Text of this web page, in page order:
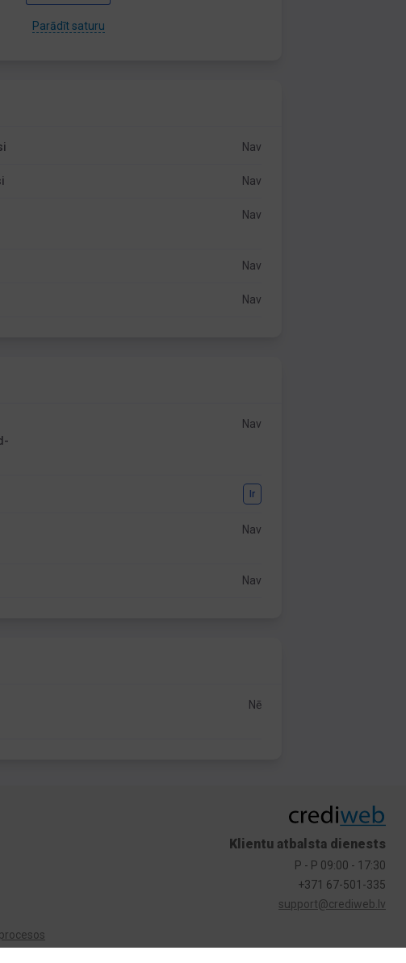
Parādīt saturu
Nav
Nav
Nav
Nav
Nav
Nav
Ir
Nav
Nav
Nē
Klientu atbalsta dienests
P - P 09:00 - 17:30
+371 67-501-335
support@crediweb.lv